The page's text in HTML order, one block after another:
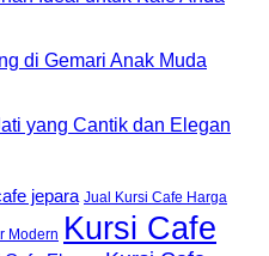
di Gemari Anak Muda
yang Cantik dan Elegan
jepara Jual Kursi Cafe Harga
Modern Kursi Cafe